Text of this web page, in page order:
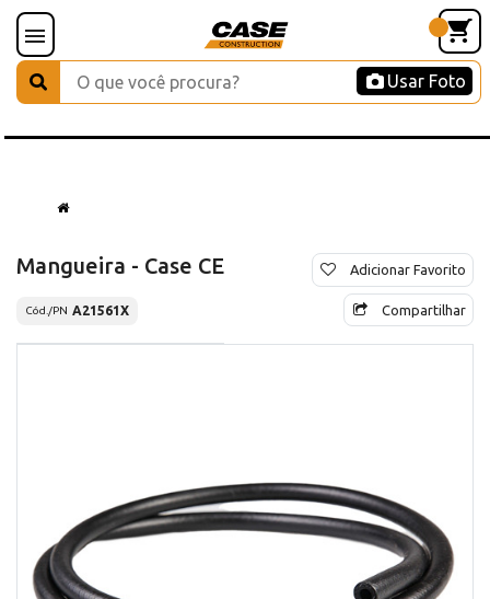
Usar Foto
Mangueira - Case CE
Cód./PN A21561X
Adicionar Favorito
Compartilhar